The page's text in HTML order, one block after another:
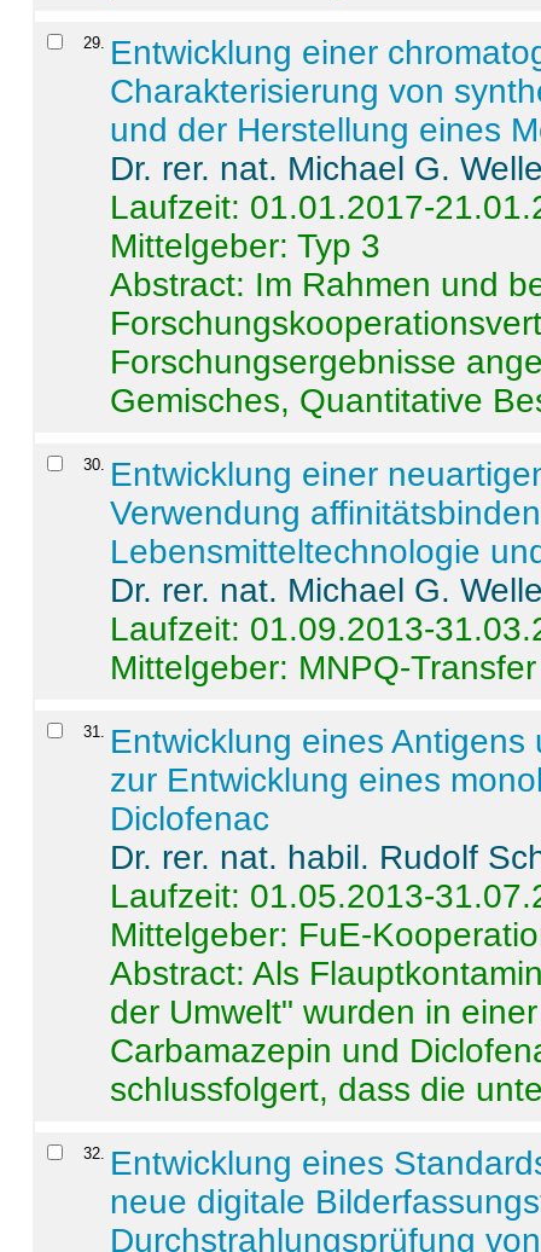
29. Entwicklung einer
Charakterisierung von
und der Herstellung eines
Dr. rer. nat. Michael G.
Laufzeit: 01.01.2017-
Mittelgeber: Typ 3
Abstract: Im Rahmen und
Forschungsergebnisse
Gemisches, Quantitative
30. Entwicklung einer
Verwendung
Lebensmitteltechnologie
Dr. rer. nat. Michael G.
Laufzeit: 01.09.2013-
Mittelgeber: MNPQ-Transfer
31. Entwicklung eines
zur Entwicklung eines
Diclofenac
Dr. rer. nat. habil. Rudolf
Laufzeit: 01.05.2013-
Mittelgeber: FuE-
Abstract:Als
der Umwelt" wurden in
Carbamazepin und
schlussfolgert, dass die
32. Entwicklung eines
neue digitale
Durchstrahlungsprüfung